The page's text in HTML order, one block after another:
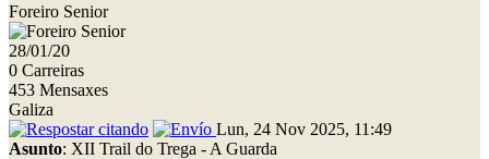
Foreiro Senior
28/01/20
0 Carreiras
453 Mensaxes
Galiza
Lun, 24 Nov 2025, 11:49
Asunto: XII Trail do Trega - A Guarda